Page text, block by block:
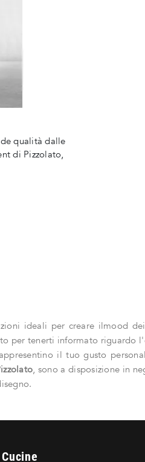
qualità dalle
di Pizzolato,
ideali per creare ilmood
per tenerti informato riguardo
il tuo gusto
, sono a disposizione in
Cucine